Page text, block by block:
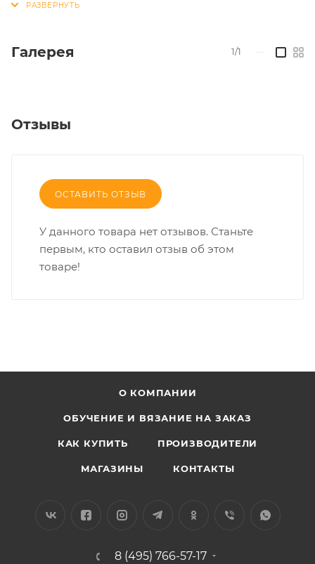
Галерея 1/1
Отзывы
ОСТАВИТЬ ОТЗЫВ
У данного товара нет отзывов. Станьте
первым, кто оставил отзыв об этом
товаре!
О КОМПАНИИ
ОБУЧЕНИЕ И ВЯЗАНИЕ НА ЗАКАЗ
КАК КУПИТЬ ПРОИЗВОДИТЕЛИ
МАГАЗИНЫ КОНТАКТЫ
8 (495) 766-57-17